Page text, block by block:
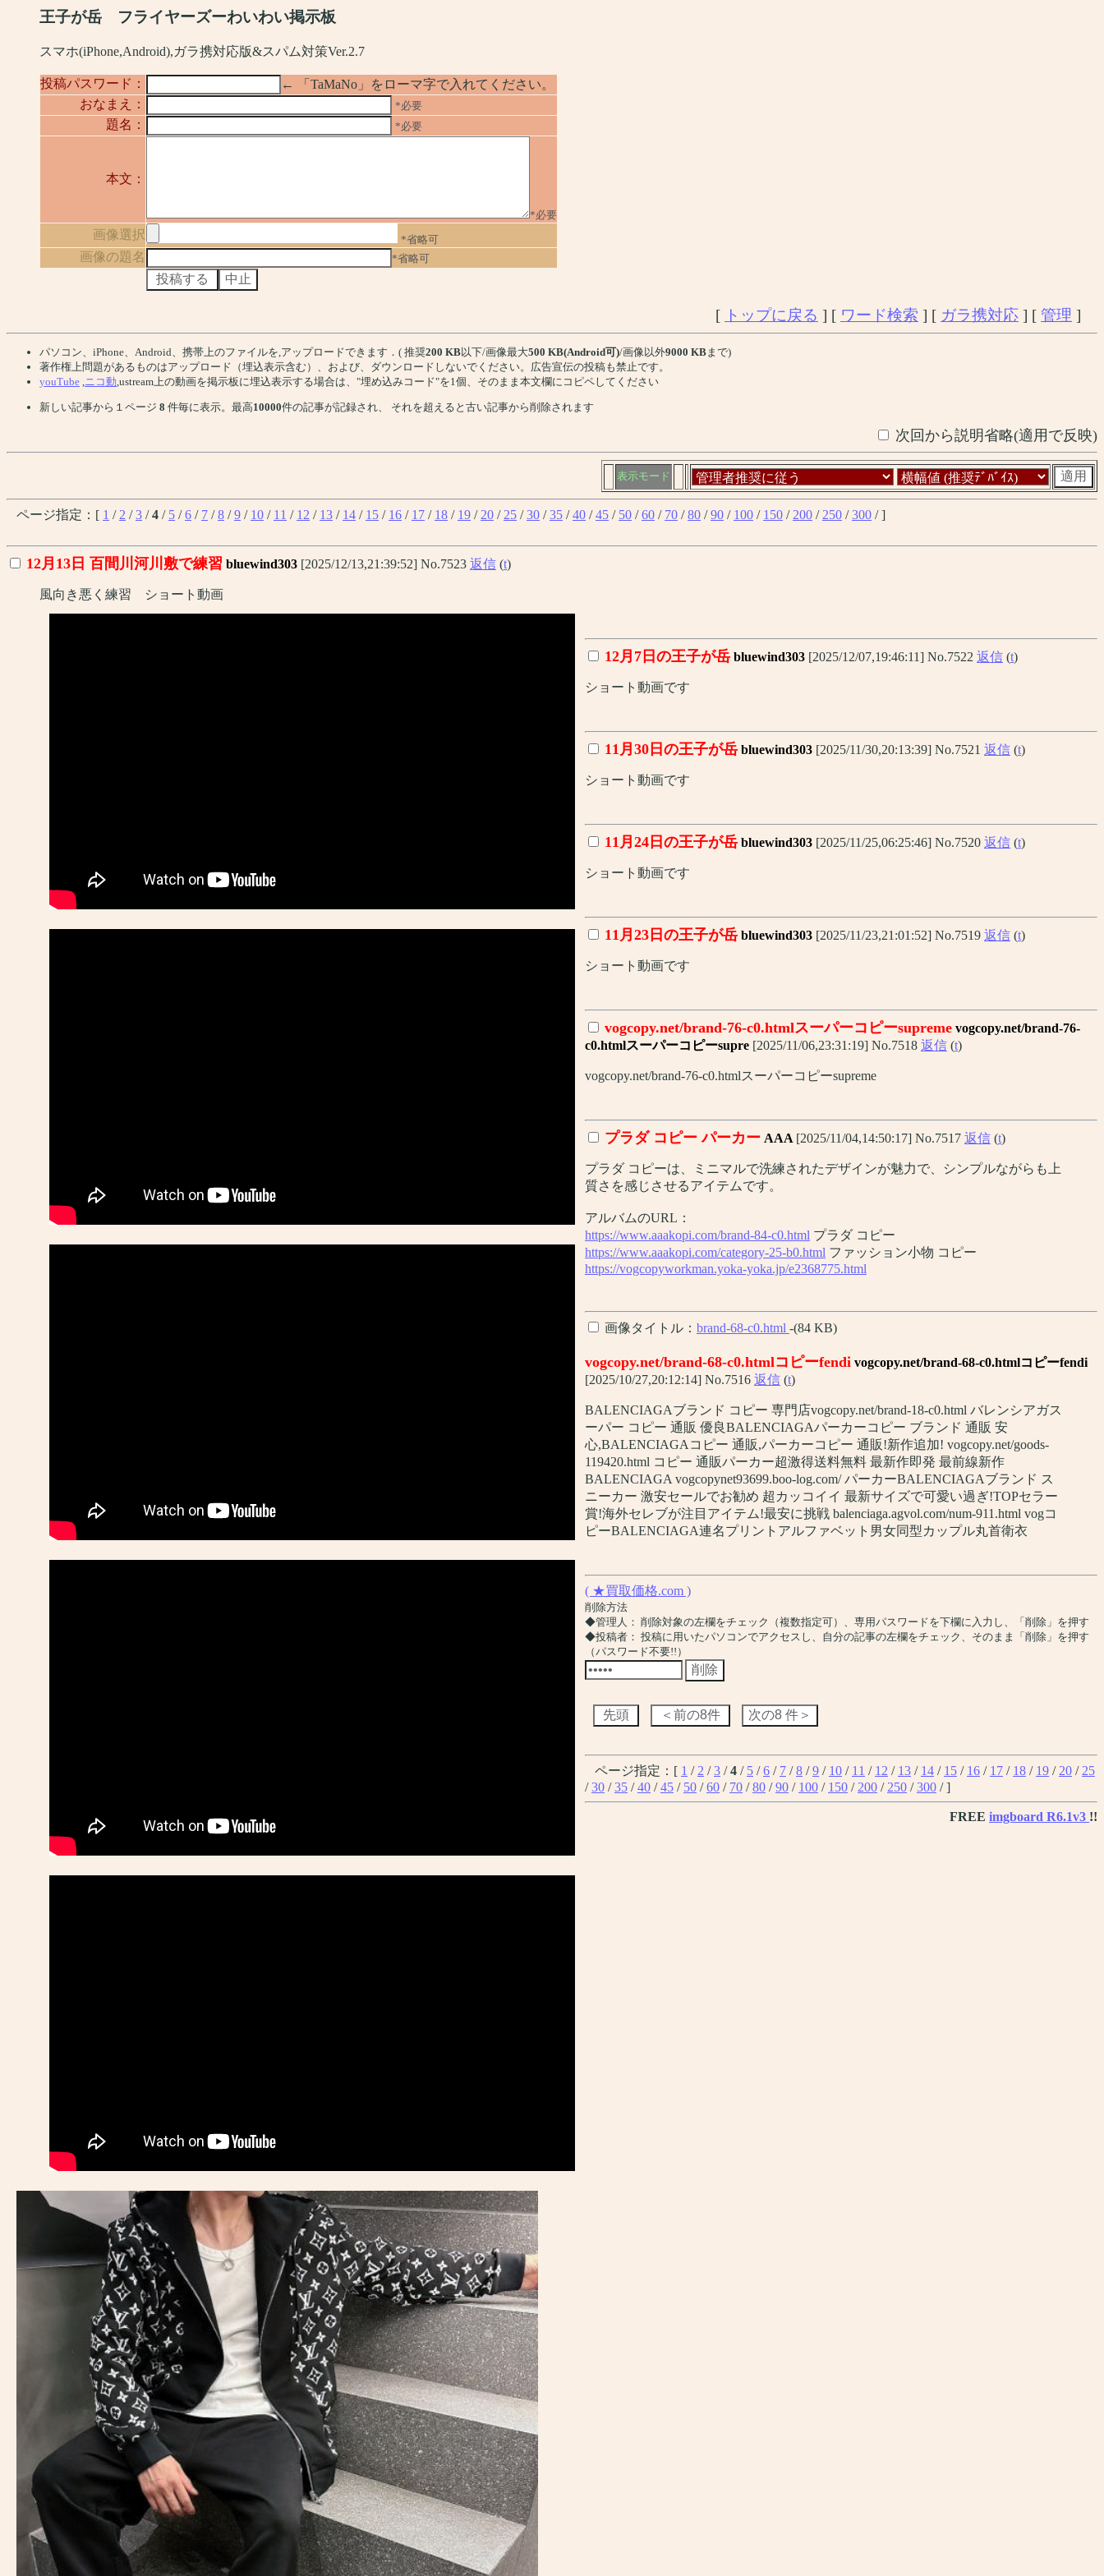
王子が岳 フライヤーズーわいわい掲示板
スマホ(iPhone,Android),ガラ携対応版&スパム対策Ver.2.7
投稿パスワード：
← 「TaMaNo」をローマ字で入れてください。
おなまえ：
*必要
題名： *必要
本文：
*必要
画像選択 *省略可
画像の題名 *省略可
[ トップに戻る ] [ ワード検索 ] [ ガラ携対応 ] [ 管理 ]
パソコン、iPhone、Android、携帯上のファイルを,アップロードできます．( 推奨200 KB以下/画像最大500 KB(Android可)/画像以外9000 KB まで)
著作権上問題があるものはアップロード（埋込表示含む）、および、ダウンロードしないでください。広告宣伝の投稿も禁止です。
youTube ニコ動 ,ustream上の動画を掲示板に埋込表示する場合は、"埋め込みコード"を1個、そのまま本文欄にコピペしてください
新しい記事から１ページ 8 件毎に表示。最高10000件の記事が記録され、 それを超えると古い記事から削除されます
次回から説明省略(適用で反映)
表示モード
ページ指定：[ 1 / 2 /3 /4 / 5 /6 / 7 /8 /9 / 10 / 11 / 12 / 13 / 14 / 15 / 16 / 17 / 18 / 19 / 20 / 25 /30 /35 /40 /45 / 50 /60 / 70 /80 /90 / 100 / 150 / 200 / 250 /300 / ]
12月13日 百間川河川敷で練習 bluewind303 [2025/12/13,21:39:52] No.7523 返信 (t)
風向き悪く練習 ショート動画
12月7日の王子が岳 bluewind303 [2025/12/07,19:46:11] No.7522 返信 (t)
ショート動画です
11月30日の王子が岳 bluewind303 [2025/11/30,20:13:39] No.7521 返信 (t)
ショート動画です
11月24日の王子が岳 bluewind303 [2025/11/25,06:25:46] No.7520 返信 (t)
ショート動画です
11月23日の王子が岳 bluewind303 [2025/11/23,21:01:52] No.7519 返信 (t)
ショート動画です
vogcopy.net/brand-76-c0.htmlスーパーコピーsupreme vogcopy.net/brand-76-
c0.htmlスーパーコピーsupre [2025/11/06,23:31:19] No.7518 返信 (t)
vogcopy.net/brand-76-c0.htmlスーパーコピーsupreme
プラダ コピー パーカー AAA [2025/11/04,14:50:17] No.7517 返信 (t)
プラダ コピーは、ミニマルで洗練されたデザインが魅力で、シンプルながらも上
質さを感じさせるアイテムです。
アルバムのURL：
https://www.aaakopi.com/brand-84-c0.html プラダ コピー
https://www.aaakopi.com/category-25-b0.html ファッション小物 コピー
https://vogcopyworkman.yoka-yoka.jp/e2368775.html
画像タイトル： brand-68-c0.html -(84 KB)
vogcopy.net/brand-68-c0.htmlコピーfendi vogcopy.net/brand-68-c0.htmlコピーfendi
[2025/10/27,20:12:14] No.7516 返信 (t)
BALENCIAGAブランド コピー 専門店vogcopy.net/brand-18-c0.html バレンシアガス
ーパー コピー 通販 優良BALENCIAGAパーカーコピー ブランド 通販 安
心,BALENCIAGAコピー 通販,パーカーコピー 通販!新作追加! vogcopy.net/goods-
119420.html コピー 通販パーカー超激得送料無料 最新作即発 最前線新作
BALENCIAGA vogcopynet93699.boo-log.com/ パーカーBALENCIAGAブランド ス
ニーカー 激安セールでお勧め 超カッコイイ 最新サイズで可愛い過ぎ!TOPセラー
賞!海外セレブが注目アイテム!最安に挑戦 balenciaga.agvol.com/num-911.html vogコ
ピーBALENCIAGA連名プリントアルファベット男女同型カップル丸首衛衣
( ★買取価格.com )
削除方法
◆管理人： 削除対象の左欄をチェック（複数指定可）、専用パスワードを下欄に入力し、「削除」を押す
◆投稿者： 投稿に用いたパソコンでアクセスし、自分の記事の左欄をチェック、そのまま「削除」を押す
（パスワード不要!!）
ページ指定：[ 1 / 2 /3 /4 / 5 /6 / 7 /8 /9 / 10 / 11 / 12 / 13 / 14 / 15 / 16 / 17 / 18 / 19 / 20 / 25
/30 /35 /40 /45 / 50 /60 / 70 /80 /90 / 100 / 150 / 200 / 250 /300 / ]
FREE imgboard R6.1v3 !!